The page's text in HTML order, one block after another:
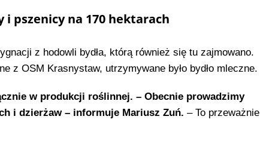
pszenicy na 170 hektarach
z hodowli bydła, którą również się tu zajmowano.
z OSM Krasnystaw, utrzymywane było bydło mleczne.
w produkcji roślinnej. – Obecnie prowadzimy
i dzierżaw – informuje Mariusz Zuń. – To przeważnie